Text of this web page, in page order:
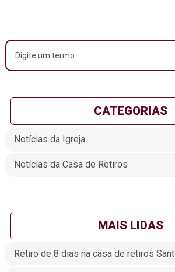
CATEGORIAS
Notícias da Igreja
Notícias da Casa de Retiros
MAIS LIDAS
Retiro de 8 dias na casa de retiros